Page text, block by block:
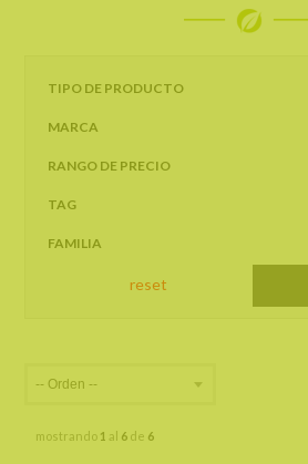
TIPO DE PRODUCTO
MARCA
RANGO DE PRECIO
TAG
FAMILIA
mostrando 1 al 6 de 6